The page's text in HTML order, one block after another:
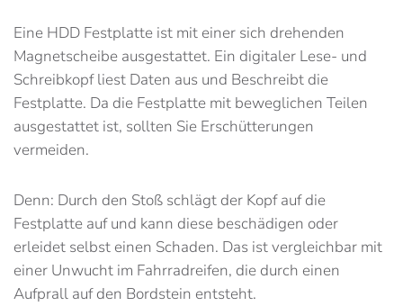
Eine HDD Festplatte ist mit einer sich drehenden
Magnetscheibe ausgestattet. Ein digitaler Lese- und
Schreibkopf liest Daten aus und Beschreibt die
Festplatte. Da die Festplatte mit beweglichen Teilen
ausgestattet ist, sollten Sie Erschütterungen
vermeiden.
Denn: Durch den Stoß schlägt der Kopf auf die
Festplatte auf und kann diese beschädigen oder
erleidet selbst einen Schaden. Das ist vergleichbar mit
einer Unwucht im Fahrradreifen, die durch einen
Aufprall auf den Bordstein entsteht.